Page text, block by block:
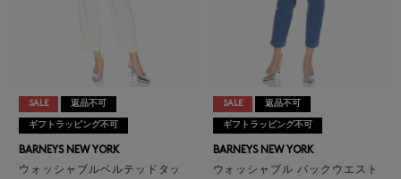
SALE 返品不可
ギフトラッピング不可
BARNEYS NEW YORK
ウォッシャブルベルテッドタッ
SALE 返品不可
ギフトラッピング不可
BARNEYS NEW YORK
ウォッシャブル バックウエスト